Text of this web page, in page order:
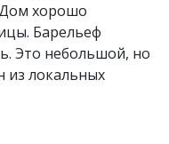
Дом хорошо
Барельеф
Это небольшой, но
из локальных